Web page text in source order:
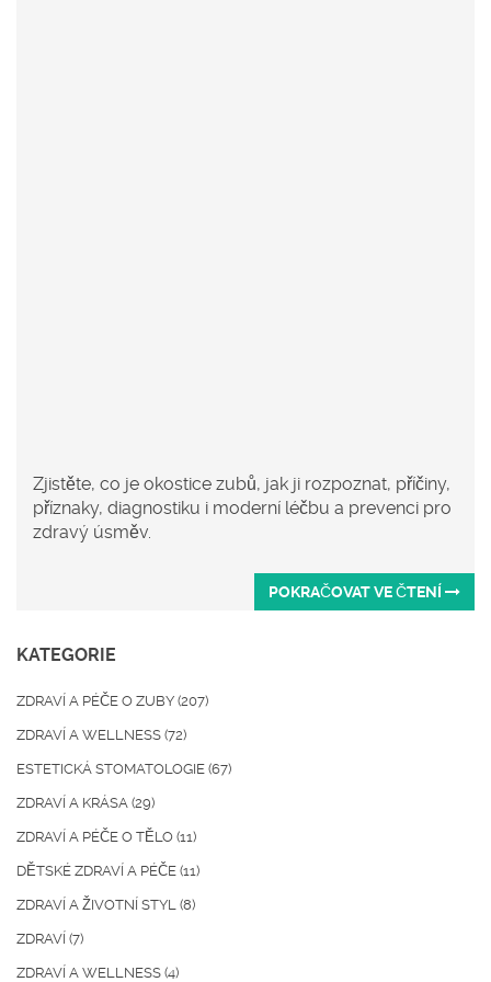
Zjistěte, co je okostice zubů, jak ji rozpoznat, příčiny,
příznaky, diagnostiku i moderní léčbu a prevenci pro
zdravý úsměv.
POKRAČOVAT VE ČTENÍ
KATEGORIE
ZDRAVÍ A PÉČE O ZUBY (207)
ZDRAVÍ A WELLNESS (72)
ESTETICKÁ STOMATOLOGIE (67)
ZDRAVÍ A KRÁSA (29)
ZDRAVÍ A PÉČE O TĚLO (11)
DĚTSKÉ ZDRAVÍ A PÉČE (11)
ZDRAVÍ A ŽIVOTNÍ STYL (8)
ZDRAVÍ (7)
ZDRAVÍ A WELLNESS (4)